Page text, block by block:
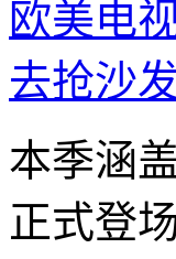
欧美电
去抢沙
本季涵
正式登